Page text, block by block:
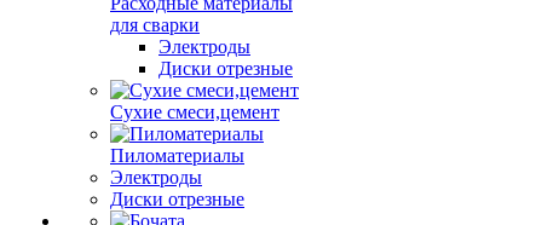
для сварки
Электроды
Диски отрезные
Сухие смеси,цемент
Пиломатериалы
Электроды
Диски отрезные